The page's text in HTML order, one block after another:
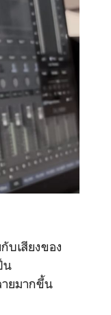
บเสียงของ
น
ยมากขึ้น